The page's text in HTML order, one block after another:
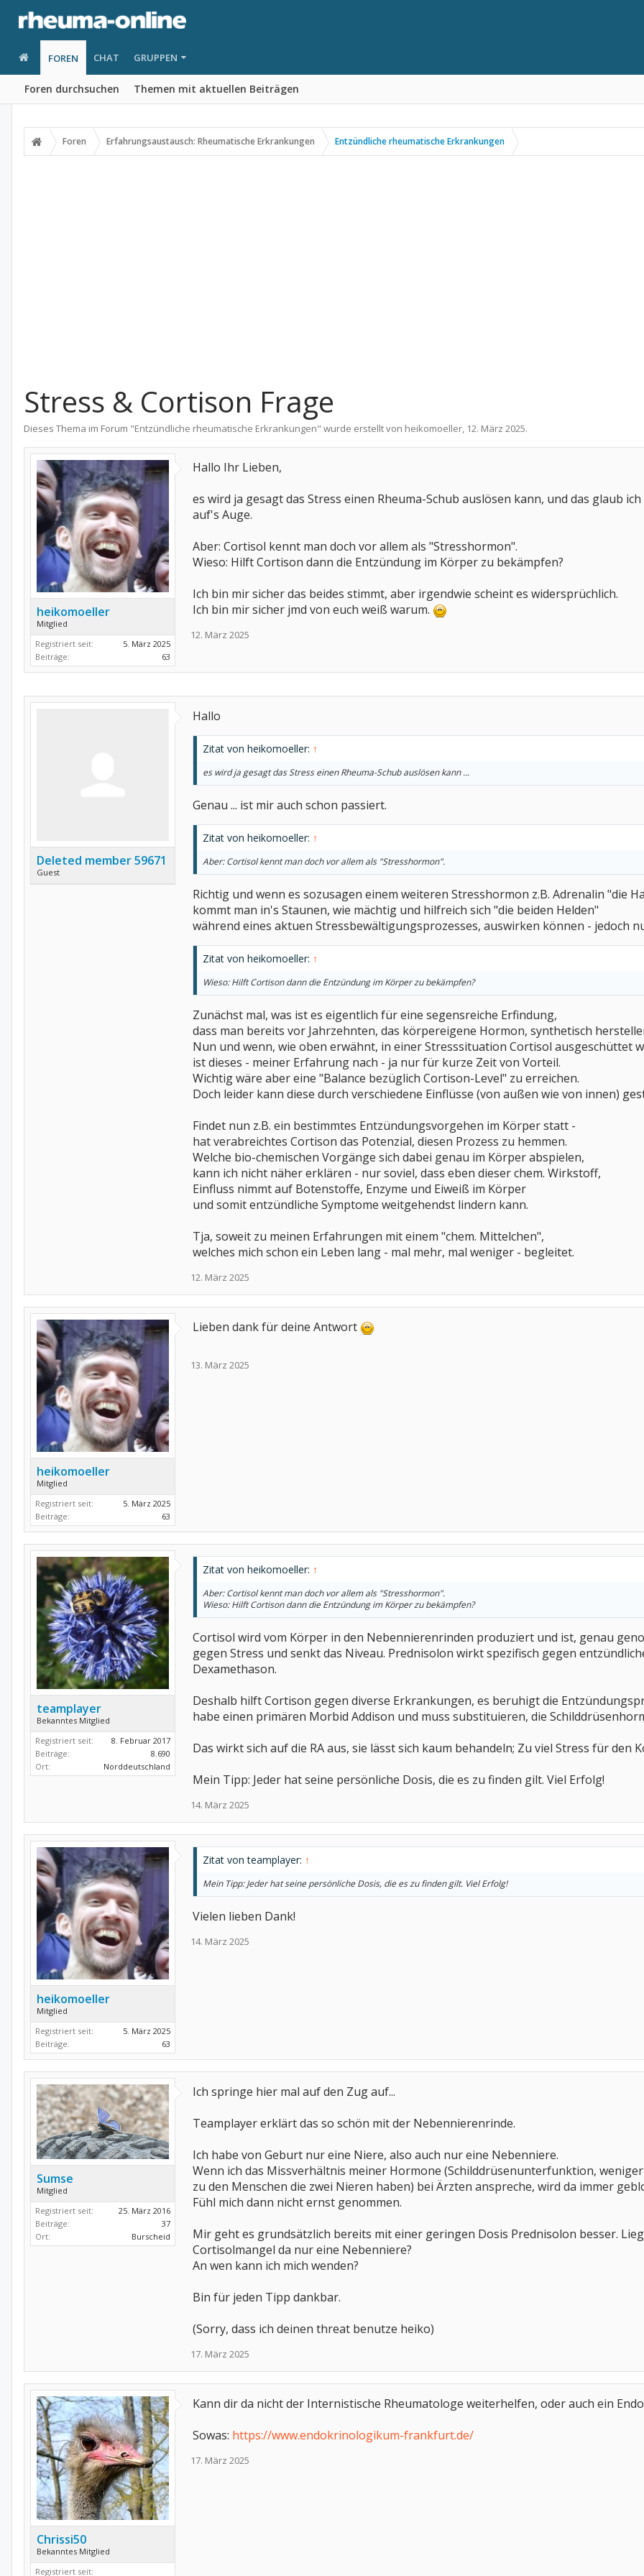
FOREN
Foren durchsuchen Themen mit aktuellen Beiträgen
CHAT GRUPPEN
Foren Erfahrungsaustausch: Rheumatische Erkrankungen Entzündliche rheumatische Erkrankungen
Stress & Cortison Frage
Dieses Thema im Forum "Entzündliche rheumatische Erkrankungen" wurde erstellt von heikomoeller, 12. März 2025.
heikomoeller
Mitglied
Registriert seit:
5. März 2025
Beiträge:
63
Hallo Ihr Lieben,
es wird ja gesagt das Stress einen Rheuma-Schub auslösen kann, und das glaub
auf's Auge.
Aber: Cortisol kennt man doch vor allem als "Stresshormon".
Wieso: Hilft Cortison dann die Entzündung im Körper zu bekämpfen?
Ich bin mir sicher das beides stimmt, aber irgendwie scheint es widersprüchlich.
Ich bin mir sicher jmd von euch weiß warum.
12. März 2025
Deleted member 59671
Guest
Hallo
Zitat von heikomoeller: ↑
es wird ja gesagt das Stress einen Rheuma-Schub auslösen kann ...
Genau ... ist mir auch schon passiert.
Zitat von heikomoeller: ↑
Aber: Cortisol kennt man doch vor allem als "Stresshormon".
Richtig und wenn es sozusagen einem weiteren Stresshormon z.B. Adrenalin "die
kommt man in's Staunen, wie mächtig und hilfreich sich "die beiden Helden"
während eines aktuen Stressbewältigungsprozesses, auswirken können - jedoch
Zitat von heikomoeller: ↑
Wieso: Hilft Cortison dann die Entzündung im Körper zu bekämpfen?
Zunächst mal, was ist es eigentlich für eine segensreiche Erfindung,
dass man bereits vor Jahrzehnten, das körpereigene Hormon, synthetisch
Nun und wenn, wie oben erwähnt, in einer Stresssituation Cortisol ausgeschüttet
ist dieses - meiner Erfahrung nach - ja nur für kurze Zeit von Vorteil.
Wichtig wäre aber eine "Balance bezüglich Cortison-Level" zu erreichen.
Doch leider kann diese durch verschiedene Einflüsse (von außen wie von innen)
Findet nun z.B. ein bestimmtes Entzündungsvorgehen im Körper statt -
hat verabreichtes Cortison das Potenzial, diesen Prozess zu hemmen.
Welche bio-chemischen Vorgänge sich dabei genau im Körper abspielen,
kann ich nicht näher erklären - nur soviel, dass eben dieser chem. Wirkstoff,
Einfluss nimmt auf Botenstoffe, Enzyme und Eiweiß im Körper
und somit entzündliche Symptome weitgehendst lindern kann.
Tja, soweit zu meinen Erfahrungen mit einem "chem. Mittelchen",
welches mich schon ein Leben lang - mal mehr, mal weniger - begleitet.
12. März 2025
heikomoeller
Mitglied
Registriert seit:
5. März 2025
Beiträge:
63
Lieben dank für deine Antwort
13. März 2025
teamplayer
Bekanntes Mitglied
Registriert seit:
8. Februar 2017
Beiträge:
8.690
Ort:
Norddeutschland
Zitat von heikomoeller: ↑
Aber: Cortisol kennt man doch vor allem als "Stresshormon".
Wieso: Hilft Cortison dann die Entzündung im Körper zu bekämpfen?
Cortisol wird vom Körper in den Nebennierenrinden produziert und ist, genau
gegen Stress und senkt das Niveau. Prednisolon wirkt spezifisch gegen
Dexamethason.
Deshalb hilft Cortison gegen diverse Erkrankungen, es beruhigt die
habe einen primären Morbid Addison und muss substituieren, die
Das wirkt sich auf die RA aus, sie lässt sich kaum behandeln; Zu viel Stress für
Mein Tipp: Jeder hat seine persönliche Dosis, die es zu finden gilt. Viel Erfolg!
14. März 2025
heikomoeller
Mitglied
Registriert seit:
5. März 2025
Beiträge:
63
Zitat von teamplayer: ↑
Mein Tipp: Jeder hat seine persönliche Dosis, die es zu finden gilt. Viel Erfolg!
Vielen lieben Dank!
14. März 2025
Sumse
Mitglied
Registriert seit:
25. März 2016
Beiträge:
37
Ort:
Burscheid
Ich springe hier mal auf den Zug auf...
Teamplayer erklärt das so schön mit der Nebennierenrinde.
Ich habe von Geburt nur eine Niere, also auch nur eine Nebenniere.
Wenn ich das Missverhältnis meiner Hormone (Schilddrüsenunterfunktion,
zu den Menschen die zwei Nieren haben) bei Ärzten anspreche, wird da immer
Fühl mich dann nicht ernst genommen.
Mir geht es grundsätzlich bereits mit einer geringen Dosis Prednisolon besser.
Cortisolmangel da nur eine Nebenniere?
An wen kann ich mich wenden?
Bin für jeden Tipp dankbar.
(Sorry, dass ich deinen threat benutze heiko)
17. März 2025
Chrissi50
Bekanntes Mitglied
Registriert seit:
Kann dir da nicht der Internistische Rheumatologe weiterhelfen, oder auch ein
Sowas: https://www.endokrinologikum-frankfurt.de/
17. März 2025